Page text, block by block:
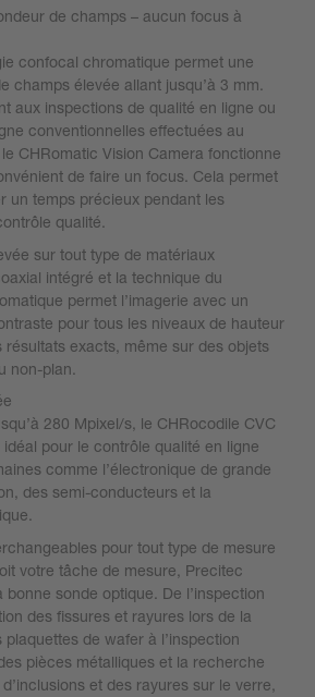
de champs – aucun focus à
confocal chromatique permet une
champs élevée allant jusqu’à 3 mm.
aux inspections de qualité en ligne ou
conventionnelles effectuées au
CHRomatic Vision Camera fonctionne
de faire un focus. Cela permet
un temps précieux pendant les
qualité.
sur tout type de matériaux
intégré et la technique du
permet l’imagerie avec un
pour tous les niveaux de hauteur
résultats exacts, même sur des objets
non-plan.
280 Mpixel/s, le CHRocodile CVC
idéal pour le contrôle qualité en ligne
comme l’électronique de grande
des semi-conducteurs et la
pour tout type de mesure
votre tâche de mesure, Precitec
bonne sonde optique. De l’inspection
des fissures et rayures lors de la
plaquettes de wafer à l’inspection
pièces métalliques et la recherche
et des rayures sur le verre,